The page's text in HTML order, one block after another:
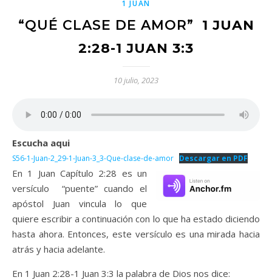
1 JUAN
“QUÉ CLASE DE AMOR” 1 JUAN
2:28-1 JUAN 3:3
10 julio, 2023
Escucha aqui
S56-1-Juan-2_29-1-Juan-3_3-Que-clase-de-amor Descargar en PDF
En 1 Juan Capítulo 2:28 es un
versículo “puente” cuando el
apóstol Juan vincula lo que
quiere escribir a continuación con lo que ha estado diciendo
hasta ahora. Entonces, este versículo es una mirada hacia
atrás y hacia adelante.
En 1 Juan 2:28-1 Juan 3:3 la palabra de Dios nos dice: